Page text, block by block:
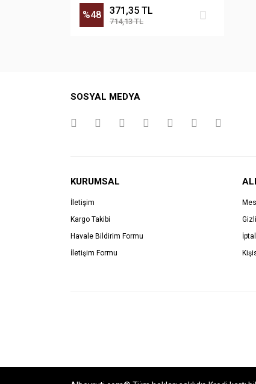
%48 371,35 TL
714,13 TL
SOSYAL MEDYA
KURUMSAL
İletişim
Kargo Takibi
Havale Bildirim Formu
İletişim Formu